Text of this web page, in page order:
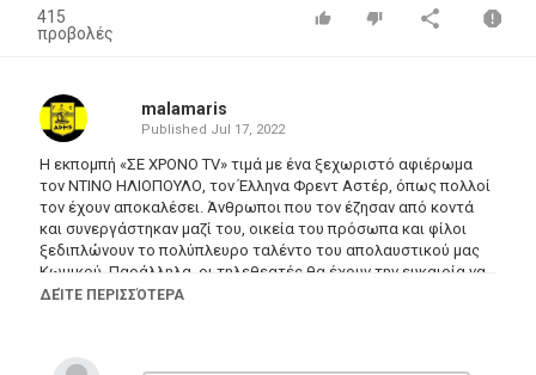
415
προβολές
malamaris
Published Jul 17, 2022
Η εκπομπή «ΣΕ ΧΡΟΝΟ TV» τιμά με ένα ξεχωριστό αφιέρωμα
τον ΝΤΙΝΟ ΗΛΙΟΠΟΥΛΟ, τον Έλληνα Φρεντ Αστέρ, όπως πολλοί
τον έχουν αποκαλέσει. Άνθρωποι που τον έζησαν από κοντά
και συνεργάστηκαν μαζί του, οικεία του πρόσωπα και φίλοι
ξεδιπλώνουν το πολύπλευρο ταλέντο του απολαυστικού μας
Κωμικού. Παράλληλα, οι τηλεθεατές θα έχουν την ευκαιρία να
τον απολαύσουν σε τηλεοπτικές του εμφανίσεις, στο «ΘΕΑΤΡΟ
ΓΙΩΡΓΟΥ ΣΚΟΥΡΤΗ. Ένας καλλιτέχνης για όλους τους ρόλους,
ΔΕΊΤΕ ΠΕΡΙΣΣΌΤΕΡΑ